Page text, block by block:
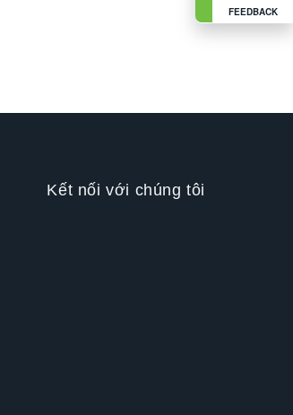
FEEDBACK
Kết nối với chúng tôi